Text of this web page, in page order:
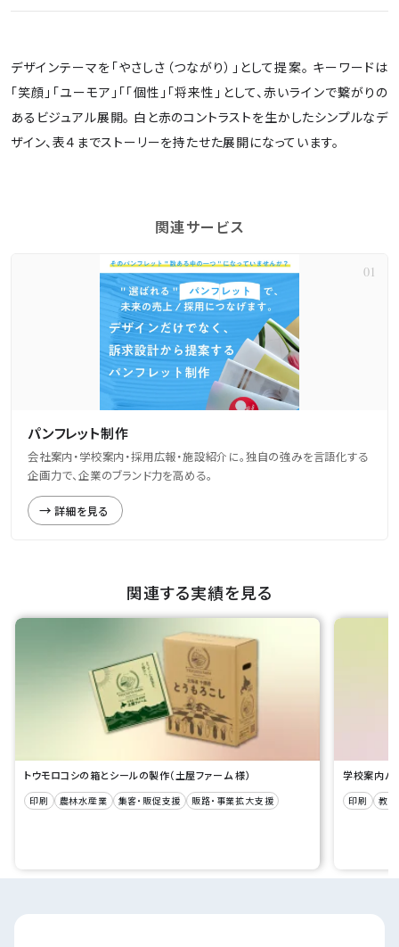
デザインテーマを「やさしさ（つながり）」として提案。 キーワードは
「笑顔」「ユーモア」「「個性」「将来性」として、赤いラインで繋がりの
あるビジュアル展開。 白と赤のコントラストを生かしたシンプルなデ
ザイン、表４までストーリーを持たせた展開になっています。
関連サービス
パンフレット制作
会社案内・学校案内・採用広報・施設紹介に。独自の強みを言語化する
企画力で、企業のブランド力を高める。
詳細を見る
関連する実績を見る
トウモロコシの箱とシールの製作（土屋ファーム 様）
印刷 農林水産業 集客・販促支援 販路・事業拡大支援
学校案内パ
印刷 教